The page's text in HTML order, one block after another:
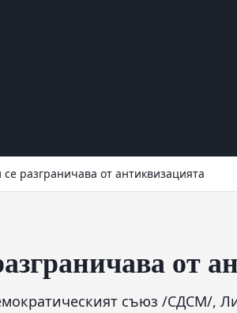
се разграничава от антиквизацията
от
съюз /СДСМ/,